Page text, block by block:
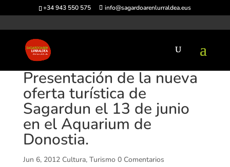
+34 943 550 575 info@sagardoarenlurraldea.eus
Presentación de la nueva
oferta turística de
Sagardun el 13 de junio
en el Aquarium de
Donostia.
Jun 6, 2012 Cultura, Turismo 0 Comentarios